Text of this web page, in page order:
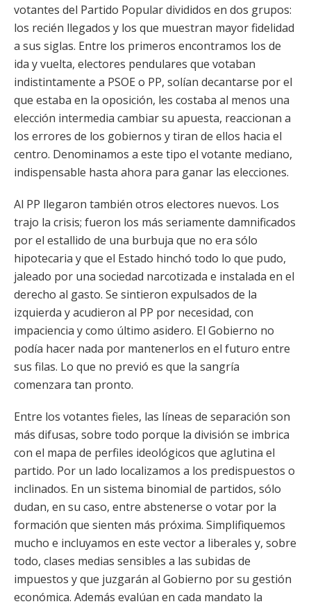
votantes del Partido Popular divididos en dos grupos:
los recién llegados y los que muestran mayor fidelidad
a sus siglas. Entre los primeros encontramos los de
ida y vuelta, electores pendulares que votaban
indistintamente a PSOE o PP, solían decantarse por el
que estaba en la oposición, les costaba al menos una
elección intermedia cambiar su apuesta, reaccionan a
los errores de los gobiernos y tiran de ellos hacia el
centro. Denominamos a este tipo el votante mediano,
indispensable hasta ahora para ganar las elecciones.
Al PP llegaron también otros electores nuevos. Los
trajo la crisis; fueron los más seriamente damnificados
por el estallido de una burbuja que no era sólo
hipotecaria y que el Estado hinchó todo lo que pudo,
jaleado por una sociedad narcotizada e instalada en el
derecho al gasto. Se sintieron expulsados de la
izquierda y acudieron al PP por necesidad, con
impaciencia y como último asidero. El Gobierno no
podía hacer nada por mantenerlos en el futuro entre
sus filas. Lo que no previó es que la sangría
comenzara tan pronto.
Entre los votantes fieles, las líneas de separación son
más difusas, sobre todo porque la división se imbrica
con el mapa de perfiles ideológicos que aglutina el
partido. Por un lado localizamos a los predispuestos o
inclinados. En un sistema binomial de partidos, sólo
dudan, en su caso, entre abstenerse o votar por la
formación que sienten más próxima. Simplifiquemos
mucho e incluyamos en este vector a liberales y, sobre
todo, clases medias sensibles a las subidas de
impuestos y que juzgarán al Gobierno por su gestión
económica. Además evalúan en cada mandato la